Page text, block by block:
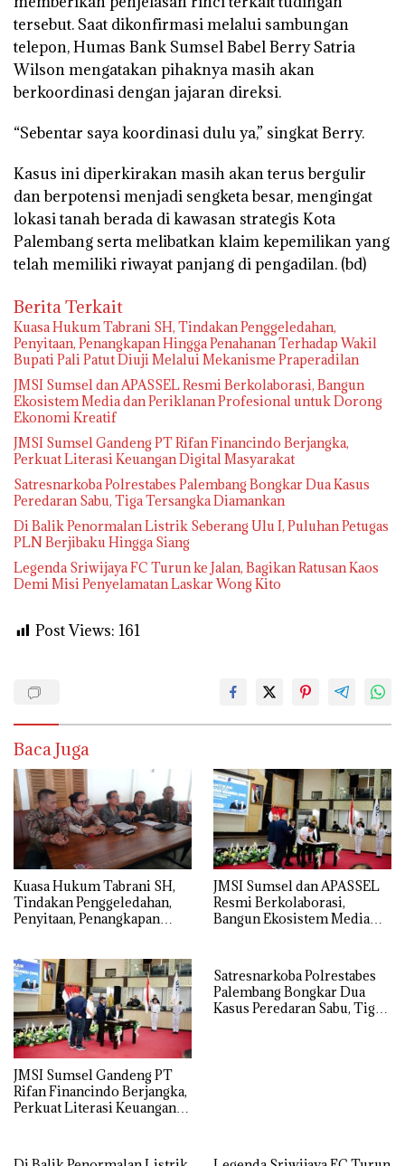
tersebut. Saat dikonfirmasi melalui sambungan
telepon, Humas Bank Sumsel Babel Berry Satria
Wilson mengatakan pihaknya masih akan
berkoordinasi dengan jajaran direksi.
“Sebentar saya koordinasi dulu ya,” singkat Berry.
Kasus ini diperkirakan masih akan terus bergulir
dan berpotensi menjadi sengketa besar, mengingat
lokasi tanah berada di kawasan strategis Kota
Palembang serta melibatkan klaim kepemilikan yang
telah memiliki riwayat panjang di pengadilan. (bd)
Berita Terkait
‎Kuasa Hukum Tabrani SH, Tindakan Penggeledahan,
Penyitaan, Penangkapan Hingga Penahanan Terhadap Wakil
Bupati Pali Patut Diuji Melalui Mekanisme Praperadilan
JMSI Sumsel dan APASSEL Resmi Berkolaborasi, Bangun
Ekosistem Media dan Periklanan Profesional untuk Dorong
Ekonomi Kreatif
JMSI Sumsel Gandeng PT Rifan Financindo Berjangka,
Perkuat Literasi Keuangan Digital Masyarakat
Satresnarkoba Polrestabes Palembang Bongkar Dua Kasus
Peredaran Sabu, Tiga Tersangka Diamankan
Di Balik Penormalan Listrik Seberang Ulu I, Puluhan Petugas
PLN Berjibaku Hingga Siang
Legenda Sriwijaya FC Turun ke Jalan, Bagikan Ratusan Kaos
Demi Misi Penyelamatan Laskar Wong Kito
Post Views: 161
Baca Juga
‎Kuasa Hukum Tabrani SH,
Tindakan Penggeledahan,
Penyitaan, Penangkapan
Melalui Mekanisme
Praperadilan
JMSI Sumsel dan APASSEL
Resmi Berkolaborasi,
Bangun Ekosistem Media
Kreatif
JMSI Sumsel Gandeng PT
Rifan Financindo Berjangka,
Perkuat Literasi Keuangan
Satresnarkoba Polrestabes
Palembang Bongkar Dua
Kasus Peredaran Sabu, Tiga